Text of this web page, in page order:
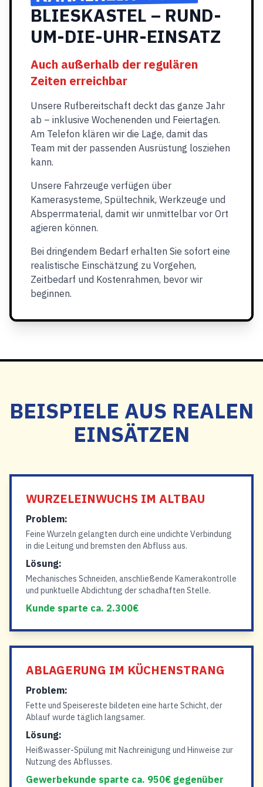
BLIESKASTEL – RUND-
UM-DIE-UHR-EINSATZ
Auch außerhalb der regulären
Zeiten erreichbar
Unsere Rufbereitschaft deckt das ganze Jahr
ab – inklusive Wochenenden und Feiertagen.
Am Telefon klären wir die Lage, damit das
Team mit der passenden Ausrüstung losziehen
kann.
Unsere Fahrzeuge verfügen über
Kamerasysteme, Spültechnik, Werkzeuge und
Absperrmaterial, damit wir unmittelbar vor Ort
agieren können.
Bei dringendem Bedarf erhalten Sie sofort eine
realistische Einschätzung zu Vorgehen,
Zeitbedarf und Kostenrahmen, bevor wir
beginnen.
BEISPIELE AUS REALEN
EINSÄTZEN
WURZELEINWUCHS IM ALTBAU
Problem:
Feine Wurzeln gelangten durch eine undichte Verbindung
in die Leitung und bremsten den Abfluss aus.
Lösung:
Mechanisches Schneiden, anschließende Kamerakontrolle
und punktuelle Abdichtung der schadhaften Stelle.
Kunde sparte ca. 2.300€
ABLAGERUNG IM KÜCHENSTRANG
Problem:
Fette und Speisereste bildeten eine harte Schicht, der
Ablauf wurde täglich langsamer.
Lösung:
Heißwasser-Spülung mit Nachreinigung und Hinweise zur
Nutzung des Abflusses.
Gewerbekunde sparte ca. 950€ gegenüber